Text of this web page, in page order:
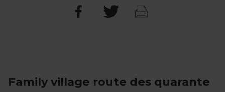
Family village route des quarante